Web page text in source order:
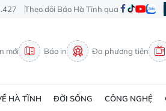
Theo dõi Báo Hà Tĩnh qua
mới Báo in Đa phương tiện
HÀ TĨNH ĐỜI SỐNG CÔNG NGHỆ